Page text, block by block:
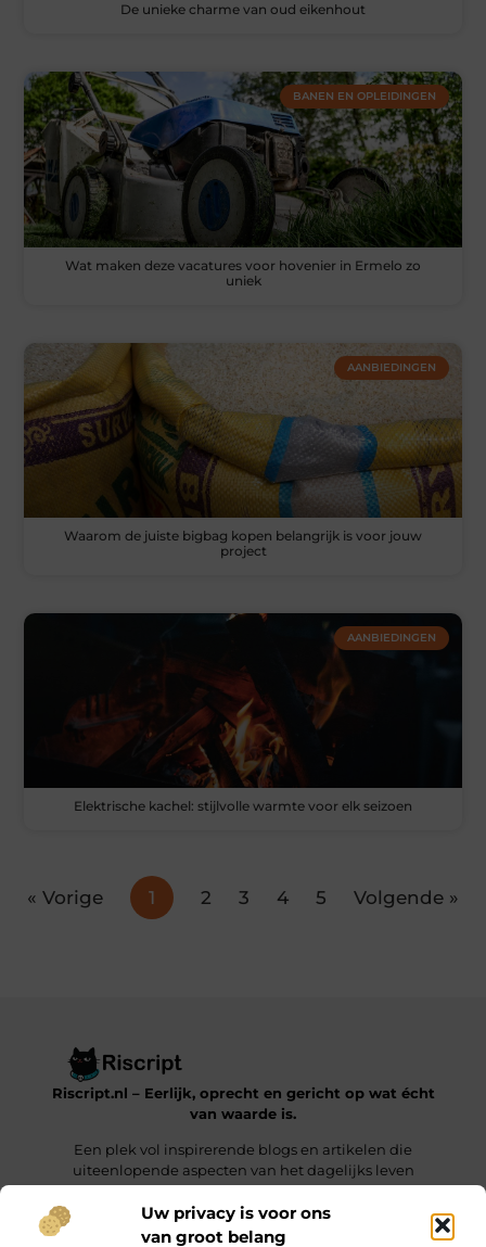
Uw privacy is voor ons
van groot belang
De unieke charme van oud eikenhout
BANEN EN OPLEIDINGEN
Wat maken deze vacatures voor hovenier in Ermelo zo
uniek
AANBIEDINGEN
Waarom de juiste bigbag kopen belangrijk is voor jouw
project
AANBIEDINGEN
Elektrische kachel: stijlvolle warmte voor elk seizoen
« Vorige 1 2 3 4 5 Volgende »
Riscript.nl – Eerlijk, oprecht en gericht op wat écht
van waarde is.
Een plek vol inspirerende blogs en artikelen die
uiteenlopende aspecten van het dagelijks leven
behandelen.
Onze informatie